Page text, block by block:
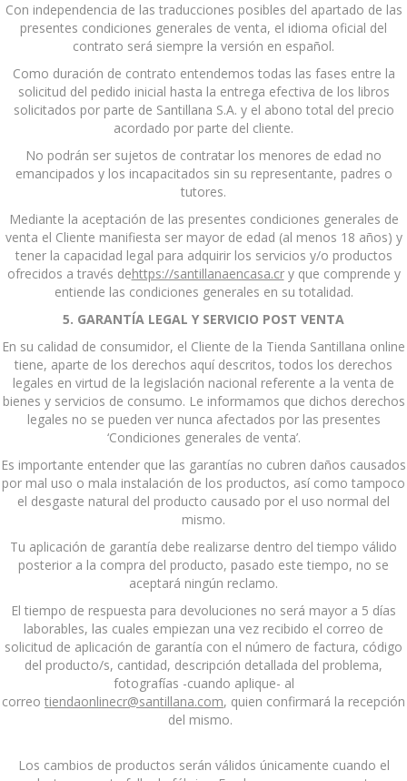
Con independencia de las traducciones posibles del apartado de las
presentes condiciones generales de venta, el idioma oficial del
contrato será siempre la versión en español.
Como duración de contrato entendemos todas las fases entre la
solicitud del pedido inicial hasta la entrega efectiva de los libros
solicitados por parte de Santillana S.A. y el abono total del precio
acordado por parte del cliente.
No podrán ser sujetos de contratar los menores de edad no
emancipados y los incapacitados sin su representante, padres o
tutores.
Mediante la aceptación de las presentes condiciones generales de
venta el Cliente manifiesta ser mayor de edad (al menos 18 años) y
tener la capacidad legal para adquirir los servicios y/o productos
ofrecidos a través dehttps://santillanaencasa.cry que comprende y
entiende las condiciones generales en su totalidad.
5. GARANTÍA LEGAL Y SERVICIO POST VENTA
En su calidad de consumidor, el Cliente de la Tienda Santillana online
tiene, aparte de los derechos aquí descritos, todos los derechos
legales en virtud de la legislación nacional referente a la venta de
bienes y servicios de consumo. Le informamos que dichos derechos
legales no se pueden ver nunca afectados por las presentes
‘Condiciones generales de venta’.
Es importante entender que las garantías no cubren daños causados
por mal uso o mala instalación de los productos, así como tampoco
el desgaste natural del producto causado por el uso normal del
mismo.
Tu aplicación de garantía debe realizarse dentro del tiempo válido
posterior a la compra del producto, pasado este tiempo, no se
aceptará ningún reclamo.
El tiempo de respuesta para devoluciones no será mayor a 5 días
laborables, las cuales empiezan una vez recibido el correo de
solicitud de aplicación de garantía con el número de factura, código
del producto/s, cantidad, descripción detallada del problema,
fotografías -cuando aplique- al
correo tiendaonlinecr@santillana.com, quien confirmará la recepción
del mismo.
Los cambios de productos serán válidos únicamente cuando el